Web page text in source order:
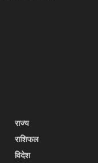
राज्य
राशिफल
विदेश